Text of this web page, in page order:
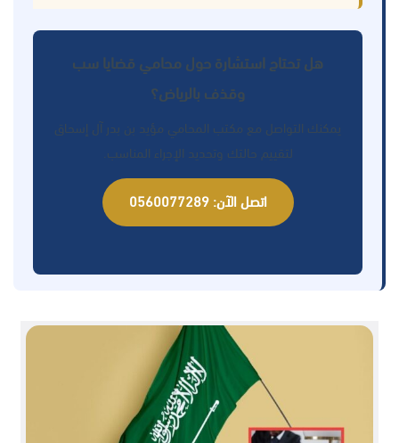
هل تحتاج استشارة حول محامي قضايا سب
وقذف بالرياض؟
يمكنك التواصل مع مكتب المحامي مؤيد بن بدر آل إسحاق
لتقييم حالتك وتحديد الإجراء المناسب.
اتصل الآن: 0560077289